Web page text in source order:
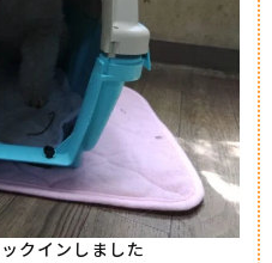
クインしました